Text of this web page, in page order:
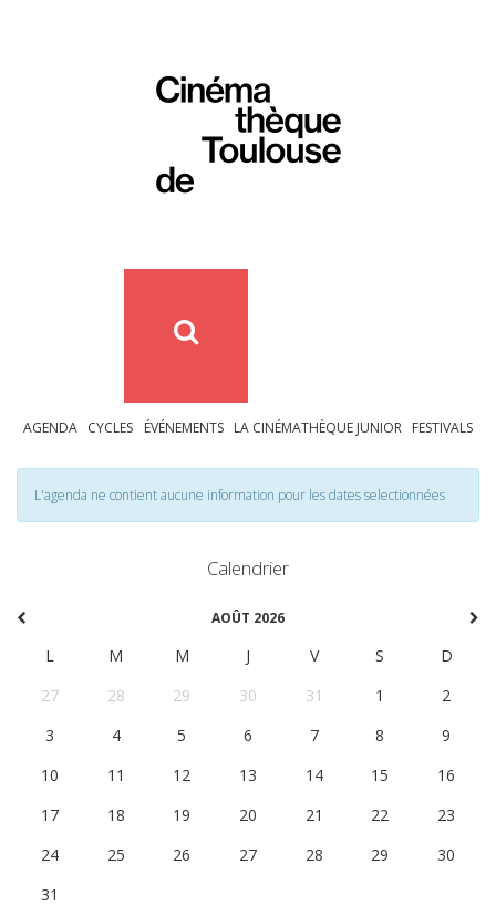
AGENDA CYCLES ÉVÉNEMENTS LA CINÉMATHÈQUE JUNIOR FESTIVALS
L'agenda ne contient aucune information pour les dates selectionnées
Calendrier
AOÛT 2026
L M M J V S
D
27
28 29 30 31 1
2
3
4 5 6 7 8
9
10
11 12 13 14 15
16
17
18 19 20 21 22
23
24
25 26 27 28 29
30
31